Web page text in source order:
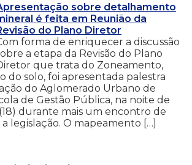
sobre detalhamento
é feita em Reunião da
do Plano Diretor
forma de enriquecer a discussão
a etapa da Revisão do Plano
que trata do Zoneamento,
do solo, foi apresentada palestra
do Aglomerado Urbano de
de Gestão Pública, na noite de
durante mais um encontro de
legislação. O mapeamento […]